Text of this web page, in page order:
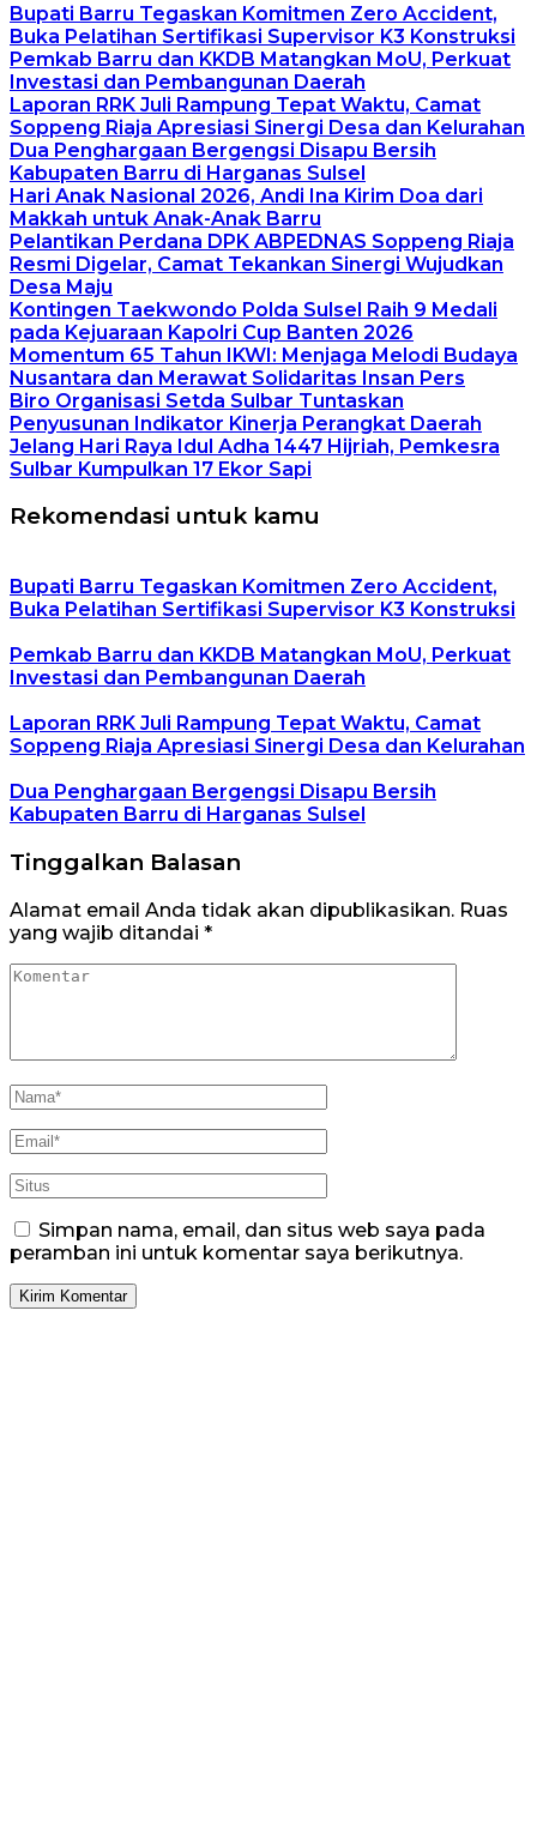
Bupati Barru Tegaskan Komitmen Zero Accident,
Buka Pelatihan Sertifikasi Supervisor K3 Konstruksi
Pemkab Barru dan KKDB Matangkan MoU, Perkuat
Investasi dan Pembangunan Daerah
Laporan RRK Juli Rampung Tepat Waktu, Camat
Soppeng Riaja Apresiasi Sinergi Desa dan Kelurahan
Dua Penghargaan Bergengsi Disapu Bersih
Kabupaten Barru di Harganas Sulsel
Hari Anak Nasional 2026, Andi Ina Kirim Doa dari
Makkah untuk Anak-Anak Barru
Pelantikan Perdana DPK ABPEDNAS Soppeng Riaja
Resmi Digelar, Camat Tekankan Sinergi Wujudkan
Desa Maju
Kontingen Taekwondo Polda Sulsel Raih 9 Medali
pada Kejuaraan Kapolri Cup Banten 2026
Momentum 65 Tahun IKWI: Menjaga Melodi Budaya
Nusantara dan Merawat Solidaritas Insan Pers
Biro Organisasi Setda Sulbar Tuntaskan
Penyusunan Indikator Kinerja Perangkat Daerah
Jelang Hari Raya Idul Adha 1447 Hijriah, Pemkesra
Sulbar Kumpulkan 17 Ekor Sapi
Rekomendasi untuk kamu
Bupati Barru Tegaskan Komitmen Zero Accident,
Buka Pelatihan Sertifikasi Supervisor K3 Konstruksi
Pemkab Barru dan KKDB Matangkan MoU, Perkuat
Investasi dan Pembangunan Daerah
Laporan RRK Juli Rampung Tepat Waktu, Camat
Soppeng Riaja Apresiasi Sinergi Desa dan Kelurahan
Dua Penghargaan Bergengsi Disapu Bersih
Kabupaten Barru di Harganas Sulsel
Tinggalkan Balasan
Alamat email Anda tidak akan dipublikasikan. Ruas
yang wajib ditandai *
Simpan nama, email, dan situs web saya pada
peramban ini untuk komentar saya berikutnya.